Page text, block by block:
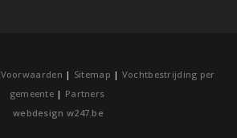
Voorwaarden | Sitemap | Vochtbestrijding per
gemeente | Partners
webdesign w247.be